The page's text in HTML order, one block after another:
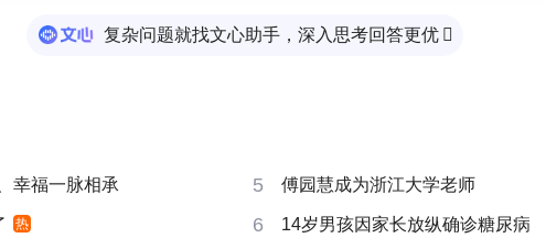
复杂问题就找文心助手，深入思考回答更优 
幸福一脉相承 5 傅园慧成为浙江大学老师
热 6 14岁男孩因家长放纵确诊糖尿病